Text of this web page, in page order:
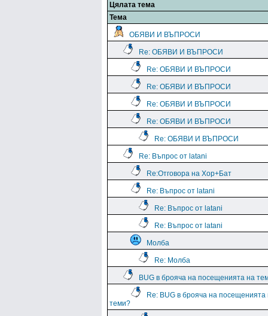
Цялата тема
Тема
ОБЯВИ И ВЪПРОСИ
Re: ОБЯВИ И ВЪПРОСИ
Re: ОБЯВИ И ВЪПРОСИ
Re: ОБЯВИ И ВЪПРОСИ
Re: ОБЯВИ И ВЪПРОСИ
Re: ОБЯВИ И ВЪПРОСИ
Re: ОБЯВИ И ВЪПРОСИ
Re: Въпрос от latani
Re:Отговора на Хор+Бат
Re: Въпрос от latani
Re: Въпрос от latani
Re: Въпрос от latani
Молба
Re: Молба
BUG в брояча на посещенията на
Re: BUG в брояча на посещенията
теми?